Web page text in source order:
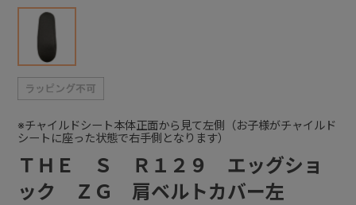
ＴＨＥ Ｓ Ｒ１２９ エッグショ
ック ＺＧ 肩ベルトカバー左
※チャイルドシート本体正面から見て左側（お子様がチャイルド
シートに座った状態で右手側となります）